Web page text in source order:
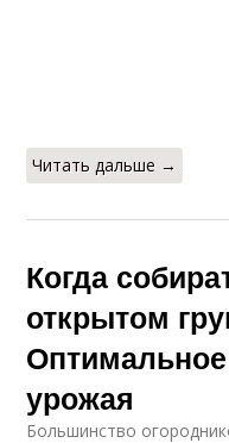
Читать дальше →
Когда
открытом
урожая
Большинство